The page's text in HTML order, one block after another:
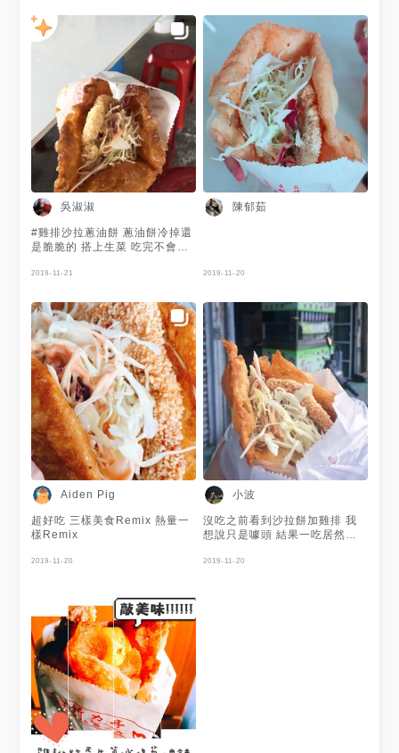
很多，還好有先打電話預定。
吳淑淑
#雞排沙拉蔥油餅 蔥油餅冷掉還
是脆脆的 搭上生菜 吃完不會太
2019-11-21
陳郁茹
2019-11-20
Aiden Pig
超好吃 三樣美食Remix 熱量一
樣Remix
2019-11-20
小波
沒吃之前看到沙拉餅加雞排 我
想說只是噱頭 結果一吃居然超
很好吃了 雞排又是我愛的那種
2019-11-20